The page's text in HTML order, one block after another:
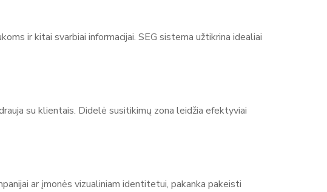
ir kitai svarbiai informacijai. SEG sistema užtikrina idealiai
su klientais. Didelė susitikimų zona leidžia efektyviai
ar įmonės vizualiniam identitetui, pakanka pakeisti